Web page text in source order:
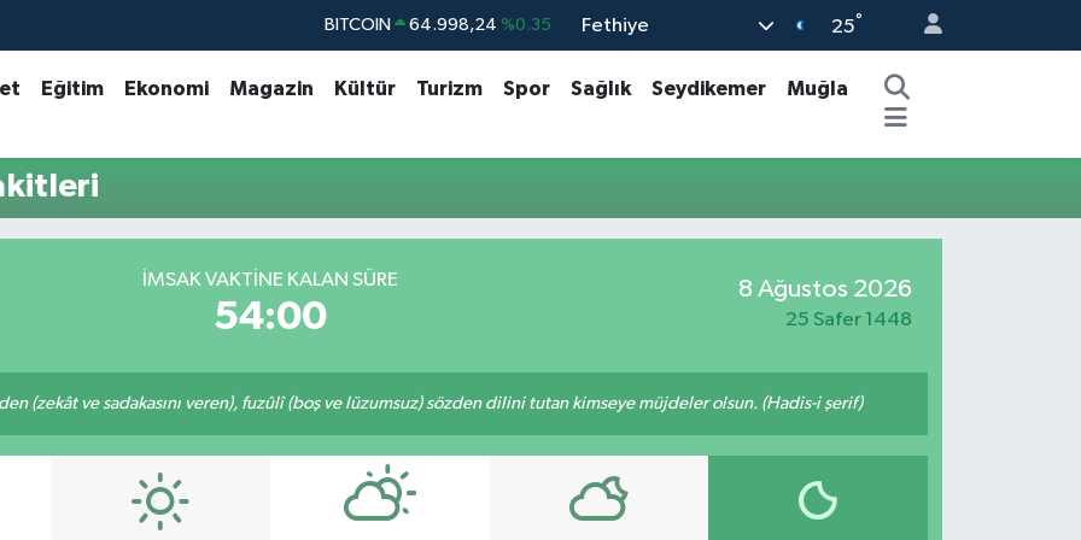
BITCOIN 64.998,24 %0.35
STERLİN 64,4811 %0.38
BİST100 13.779 %-14
Fethiye 25°
Eğitim Ekonomi Magazin Kültür Turizm Spor Sağlık Seydikemer
Muğla
İMSAK VAKTINE KALAN SÜRE
54:00
8 Ağustos 2026
25 Safer 1448
(zekât ve sadakasını veren), fuzûlî (boş ve lüzumsuz) sözden dilini tutan kimseye müjdeler olsun. (Hadis-i şerif)